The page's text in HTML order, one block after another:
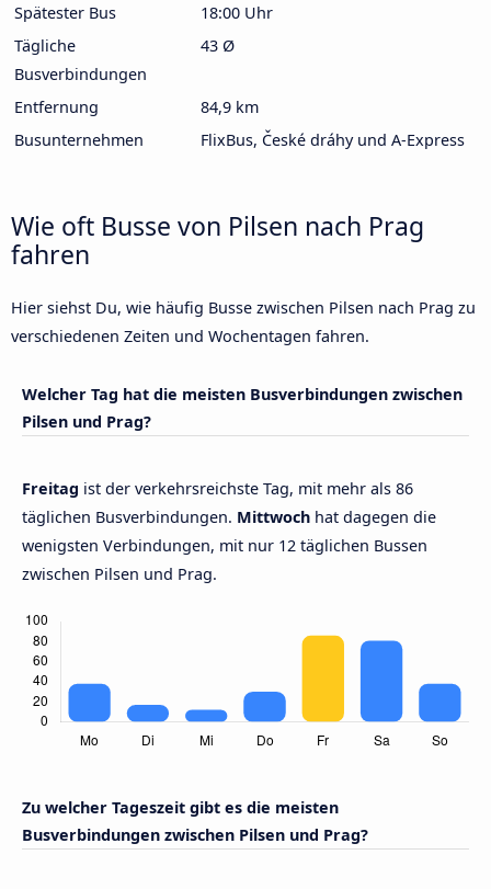
Spätester Bus
18:00 Uhr
Tägliche
Busverbindungen
43 Ø
Entfernung
84,9 km
Busunternehmen
FlixBus, České dráhy und A-Express
Wie oft Busse von Pilsen nach Prag
fahren
Hier siehst Du, wie häufig Busse zwischen Pilsen nach Prag zu
verschiedenen Zeiten und Wochentagen fahren.
Welcher Tag hat die meisten Busverbindungen zwischen
Pilsen und Prag?
Freitag ist der verkehrsreichste Tag, mit mehr als 86
täglichen Busverbindungen. Mittwoch hat dagegen die
wenigsten Verbindungen, mit nur 12 täglichen Bussen
zwischen Pilsen und Prag.
Zu welcher Tageszeit gibt es die meisten
Busverbindungen zwischen Pilsen und Prag?